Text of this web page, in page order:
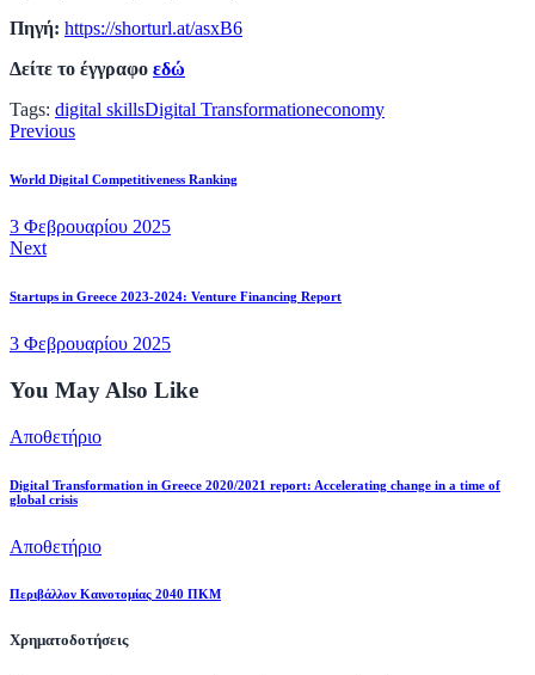
Πηγή: https://shorturl.at/asxB6
Δείτε το έγγραφο εδώ
Tags: digital skillsDigital Transformationeconomy
Previous
World Digital Competitiveness Ranking
3 Φεβρουαρίου 2025
Next
Startups in Greece 2023-2024: Venture Financing Report
3 Φεβρουαρίου 2025
You May Also Like
Αποθετήριο
Digital Transformation in Greece 2020/2021 report: Accelerating change in a time of
global crisis
Αποθετήριο
Περιβάλλον Καινοτομίας 2040 ΠΚΜ
Χρηματοδοτήσεις